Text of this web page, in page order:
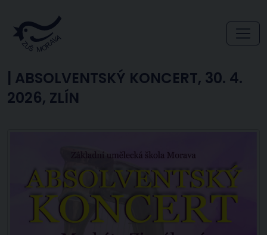
| ABSOLVENTSKÝ KONCERT, 30. 4.
2026, ZLÍN